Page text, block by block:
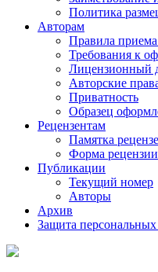
Политика
Авторам
Правила
Требования к
Лицензионный
Авторские
Приватность
Образец
Рецензентам
Памятка
Форма рецензии
Публикации
Текущий номер
Авторы
Архив
Защита